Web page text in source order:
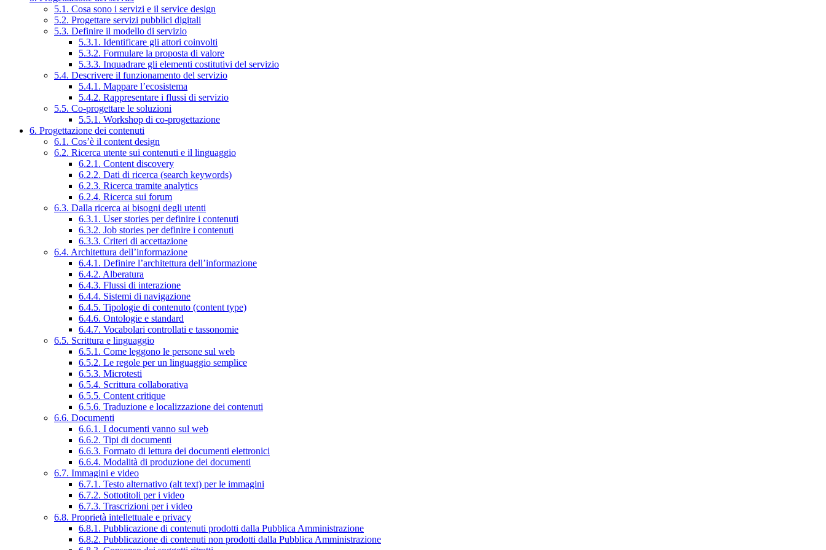
5.1. Cosa sono i servizi e il service design
5.2. Progettare servizi pubblici digitali
5.3. Definire il modello di servizio
5.3.1. Identificare gli attori coinvolti
5.3.2. Formulare la proposta di valore
5.3.3. Inquadrare gli elementi costitutivi del servizio
5.4. Descrivere il funzionamento del servizio
5.4.1. Mappare l’ecosistema
5.4.2. Rappresentare i flussi di servizio
5.5. Co-progettare le soluzioni
5.5.1. Workshop di co-progettazione
6. Progettazione dei contenuti
6.1. Cos’è il content design
6.2. Ricerca utente sui contenuti e il linguaggio
6.2.1. Content discovery
6.2.2. Dati di ricerca (search keywords)
6.2.3. Ricerca tramite analytics
6.2.4. Ricerca sui forum
6.3. Dalla ricerca ai bisogni degli utenti
6.3.1. User stories per definire i contenuti
6.3.2. Job stories per definire i contenuti
6.3.3. Criteri di accettazione
6.4. Architettura dell’informazione
6.4.1. Definire l’architettura dell’informazione
6.4.2. Alberatura
6.4.3. Flussi di interazione
6.4.4. Sistemi di navigazione
6.4.5. Tipologie di contenuto (content type)
6.4.6. Ontologie e standard
6.4.7. Vocabolari controllati e tassonomie
6.5. Scrittura e linguaggio
6.5.1. Come leggono le persone sul web
6.5.2. Le regole per un linguaggio semplice
6.5.3. Microtesti
6.5.4. Scrittura collaborativa
6.5.5. Content critique
6.5.6. Traduzione e localizzazione dei contenuti
6.6. Documenti
6.6.1. I documenti vanno sul web
6.6.2. Tipi di documenti
6.6.3. Formato di lettura dei documenti elettronici
6.6.4. Modalità di produzione dei documenti
6.7. Immagini e video
6.7.1. Testo alternativo (alt text) per le immagini
6.7.2. Sottotitoli per i video
6.7.3. Trascrizioni per i video
6.8. Proprietà intellettuale e privacy
6.8.1. Pubblicazione di contenuti prodotti dalla Pubblica Amministrazione
6.8.2. Pubblicazione di contenuti non prodotti dalla Pubblica Amministrazione